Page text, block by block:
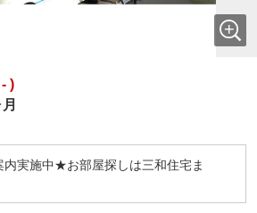
)
実施中★お部屋探しは三和住宅ま